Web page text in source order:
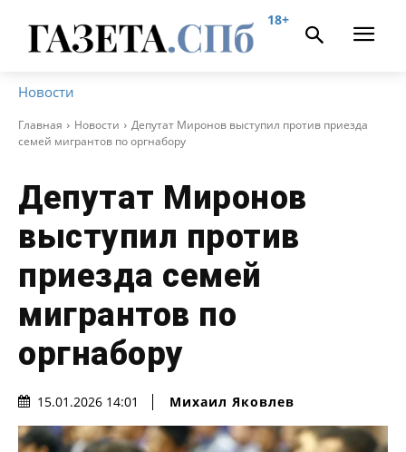
18+
Новости
Главная Новости
Депутат Миронов выступил против приезда
семей мигрантов по оргнабору
Депутат Миронов
выступил против
приезда семей
мигрантов по
оргнабору
15.01.2026 14:01 Михаил Яковлев